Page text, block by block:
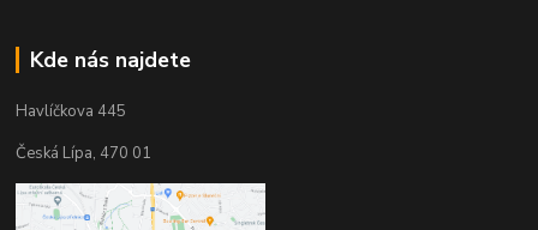
Kde nás najdete
Havlíčkova 445
Česká Lípa, 470 01